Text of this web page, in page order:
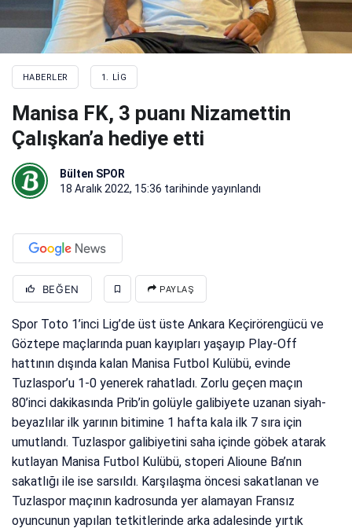
HABERLER 1. LIG
Manisa FK, 3 puanı Nizamettin
Çalışkan’a hediye etti
Bülten SPOR
18 Aralık 2022, 15:36 tarihinde yayınlandı
BEĞEN PAYLAŞ
Spor Toto 1’inci Lig’de üst üste Ankara Keçirörengücü ve
Göztepe maçlarında puan kayıpları yaşayıp Play-Off
hattının dışında kalan Manisa Futbol Kulübü, evinde
Tuzlaspor’u 1-0 yenerek rahatladı. Zorlu geçen maçın
80’inci dakikasında Prib’in golüyle galibiyete uzanan siyah-
beyazlılar ilk yarının bitimine 1 hafta kala ilk 7 sıra için
umutlandı. Tuzlaspor galibiyetini saha içinde göbek atarak
kutlayan Manisa Futbol Kulübü, stoperi Alioune Ba’nın
sakatlığı ile ise sarsıldı. Karşılaşma öncesi sakatlanan ve
Tuzlaspor maçının kadrosunda yer alamayan Fransız
oyuncunun yapılan tetkitlerinde arka adalesinde yırtık